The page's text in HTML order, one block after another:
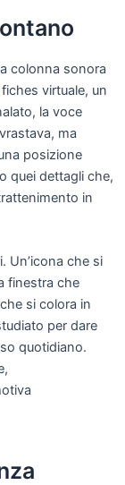
colonna sonora
virtuale, un
la voce
ma
posizione
quei dettagli che,
in
Un’icona che si
finestra che
si colora in
per dare
quotidiano.